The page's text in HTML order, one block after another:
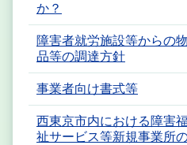
か？
障害者就労施設等からの物
品等の調達方針
事業者向け書式等
西東京市内における障害
祉サービス等新規事業所